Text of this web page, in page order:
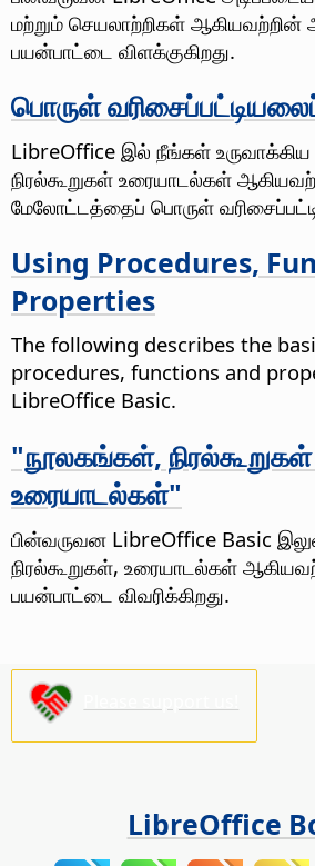
மற்றும் செயலாற்றிகள் ஆகியவற்றின்
பயன்பாட்டை விளக்குகிறது.
பொருள்
LibreOffice இல் நீங்கள்
நிரல்கூறுகள் உரையாடல்கள்
மேலோட்டத்தைப் பொருள்
Using Procedures,
Properties
The following describes the
procedures, functions and
LibreOffice Basic.
"நூலகங்கள், நிரல்கூறுகள்
உரையாடல்கள்"
பின்வருவன LibreOffice Basic
நிரல்கூறுகள், உரையாடல்கள்
பயன்பாட்டை விவரிக்கிறது.
LibreOffice